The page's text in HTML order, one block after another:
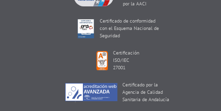
por la AACI
Certificado de conformidad
con el Esquema Nacional de
Seguridad
Certificación
ISO/IEC
27001
Certificado por la
Agencia de Calidad
Sanitaria de Andalucía